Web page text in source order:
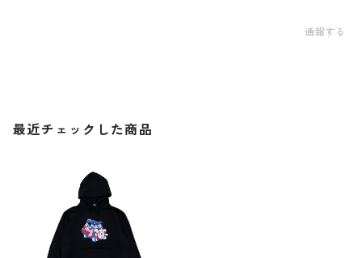
通報する
最近チェックした商品